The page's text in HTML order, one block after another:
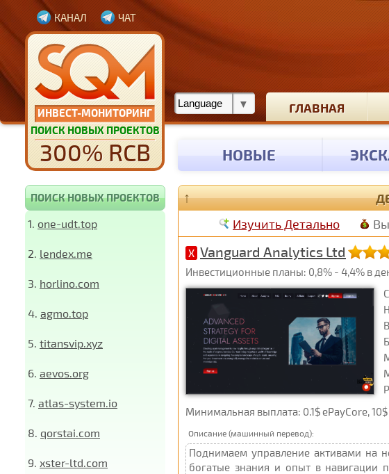
ИНВЕСТ-МОНИТОРИНГ
ПОИСК НОВЫХ ПРОЕКТОВ
300% RCB
КАНАЛ ЧАТ
ГЛАВНАЯ
НОВЫЕ
ПОИСК НОВЫХ ПРОЕКТОВ
1. one-udt.top
2. lendex.me
3. horlino.com
4. agmo.top
5. titansvip.xyz
6. aevos.org
7. atlas-system.io
8. qorstai.com
9. xster-ltd.com
↑
Изучить Детально
X Vanguard Analytics Ltd
Инвестиционные планы: 0,8% - 4,4% в
Минимальная выплата: 0.1$ ePayCore,
Описание (машинный перевод):
Поднимаем управление активами на
богатые знания и опыт в навигации